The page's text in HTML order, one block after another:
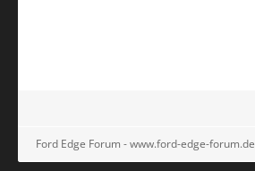
Ford Edge Forum - www.ford-edge-forum.de